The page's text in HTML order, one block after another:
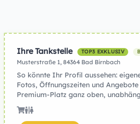
Ihre Tankstelle TOP3 EXKLUSIV
Musterstraße 1, 84364 Bad Birnbach
So könnte Ihr Profil aussehen:
Fotos, Öffnungszeiten und
Premium-Platz ganz oben,